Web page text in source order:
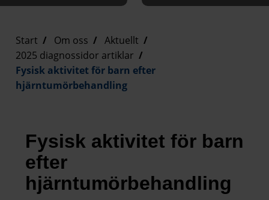
Start Om oss
Aktuellt
2025 diagnossidor artiklar
Fysisk aktivitet för barn efter
hjärntumörbehandling
Fysisk aktivitet för barn
efter
hjärntumörbehandling